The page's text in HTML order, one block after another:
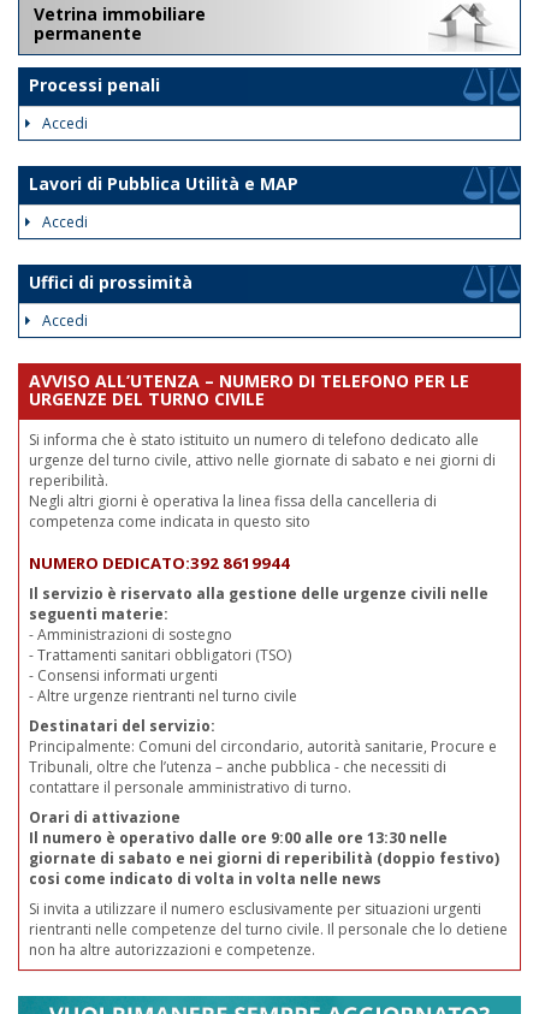
Vetrina immobiliare
permanente
Processi penali
Accedi
Lavori di Pubblica Utilità e MAP
Accedi
Uffici di prossimità
Accedi
AVVISO ALL’UTENZA – NUMERO DI TELEFONO PER LE
URGENZE DEL TURNO CIVILE
Si informa che è stato istituito un numero di telefono dedicato alle
urgenze del turno civile, attivo nelle giornate di sabato e nei giorni di
reperibilità.
Negli altri giorni è operativa la linea fissa della cancelleria di
competenza come indicata in questo sito
NUMERO DEDICATO:392 8619944
Il servizio è riservato alla gestione delle urgenze civili nelle
seguenti materie:
- Amministrazioni di sostegno
- Trattamenti sanitari obbligatori (TSO)
- Consensi informati urgenti
- Altre urgenze rientranti nel turno civile
Destinatari del servizio:
Principalmente: Comuni del circondario, autorità sanitarie, Procure e
Tribunali, oltre che l’utenza – anche pubblica - che necessiti di
contattare il personale amministrativo di turno.
Orari di attivazione
Il numero è operativo dalle ore 9:00 alle ore 13:30 nelle
giornate di sabato e nei giorni di reperibilità (doppio festivo)
cosi come indicato di volta in volta nelle news
Si invita a utilizzare il numero esclusivamente per situazioni urgenti
rientranti nelle competenze del turno civile. Il personale che lo detiene
non ha altre autorizzazioni e competenze.